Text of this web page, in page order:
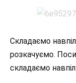
Складаємо
розкачуємо.
складаємо навпіл.